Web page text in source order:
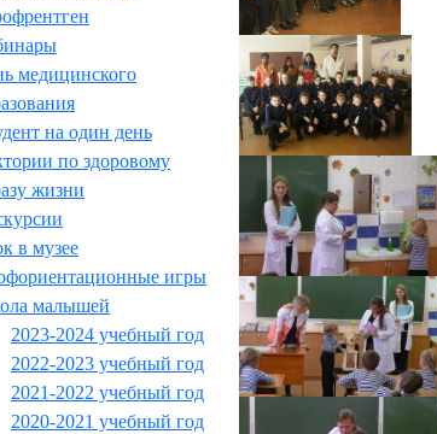
медицинского
на один день
по здоровому
жизни
в музее
игры
малышей
2023-2024 учебный год
2022-2023 учебный год
2021-2022 учебный год
2020-2021 учебный год